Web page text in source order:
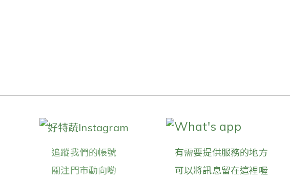
好特蔬Instagram
追蹤我們的帳號
關注門市動向喲
What's app
有需要提供服務的地方
可以將訊息留在這裡喔